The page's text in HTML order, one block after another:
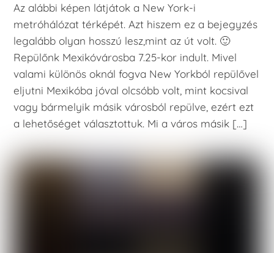
Az alábbi képen látjátok a New York-i
metróhálózat térképét. Azt hiszem ez a bejegyzés
legalább olyan hosszú lesz,mint az út volt. 🙂
Repülőnk Mexikóvárosba 7.25-kor indult. Mivel
valami különös oknál fogva New Yorkból repülővel
eljutni Mexikóba jóval olcsóbb volt, mint kocsival
vagy bármelyik másik városból repülve, ezért ezt
a lehetőséget választottuk. Mi a város másik […]